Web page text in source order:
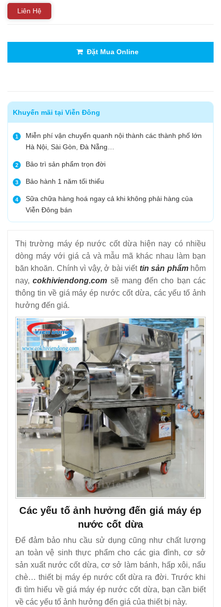
Liên Hệ
Đặt Mua Online
Khuyến mãi tại Viễn Đông
1
Miễn phí vận chuyển quanh nội thành các thành phố lớn
Hà Nội, Sài Gòn, Đà Nẵng…
2 Bảo trì sản phẩm trọn đời
3 Bảo hành 1 năm tối thiểu
4
Sữa chữa hàng hoá ngay cả khi không phải hàng của
Viễn Đông bán
Thị trường máy ép nước cốt dừa hiện nay có nhiều
dòng máy với giá cả và mẫu mã khác nhau làm bạn
băn khoăn. Chính vì vậy, ở bài viết tin sản phẩmhôm
nay,cokhiviendong.com sẽ mang đến cho bạn các
thông tin về giá máy ép nước cốt dừa, các yếu tố ảnh
hưởng đến giá.
Các yếu tố ảnh hưởng đến giá máy ép
nước cốt dừa
Để đảm bảo nhu cầu sử dụng cũng như chất lượng
an toàn vệ sinh thực phẩm cho các gia đình, cơ sở
sản xuất nước cốt dừa, cơ sở làm bánh, hấp xôi, nấu
chè… thiết bị máy ép nước cốt dừa ra đời. Trước khi
đi tìm hiểu về giá máy ép nước cốt dừa, bạn cần biết
về các yếu tố ảnh hưởng đến giá của thiết bị này.